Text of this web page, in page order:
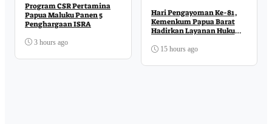
Program CSR Pertamina
Papua Maluku Panen 5
Penghargaan ISRA
3 hours ago
Hari Pengayoman Ke-81,
Kemenkum Papua Barat
Hadirkan Layanan Hukum
15 hours ago